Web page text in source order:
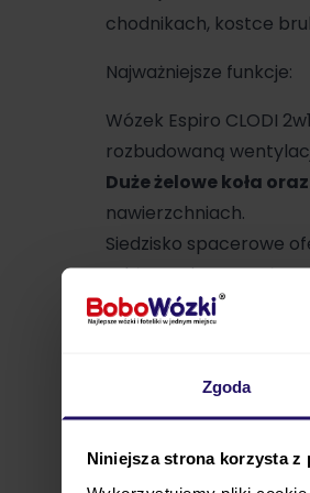
Zgoda
Niniejsza strona korzysta z
chodnikach, kostce
Najważniejsze funkcje:
Wózek Espiro CLODI
rozbudowaną
Duże żelowe koła
nawierzchniach.
Siedzisko spacerowe
także opcję montażu
osłona przed